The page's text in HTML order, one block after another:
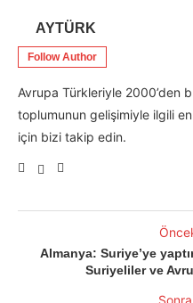
AYTÜRK
Follow Author
Avrupa Türkleriyle 2000’den
toplumunun gelişimiyle ilgili
için bizi takip edin.
Almanya: Suriye’ye
Suriyeliler ve